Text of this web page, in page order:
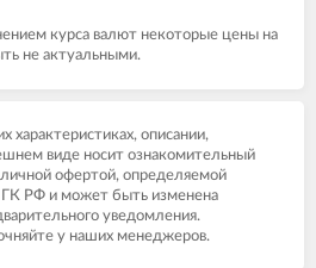
курса валют некоторые цены на
не актуальными.
характеристиках, описании,
виде носит ознакомительный
офертой, определяемой
РФ и может быть изменена
уведомления.
у наших менеджеров.